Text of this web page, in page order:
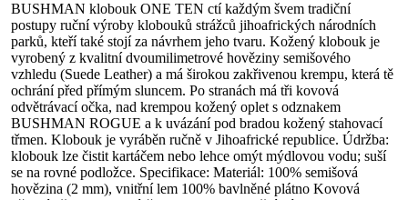
BUSHMAN klobouk ONE TEN ctí každým švem tradiční
postupy ruční výroby klobouků strážců jihoafrických národních
parků, kteří také stojí za návrhem jeho tvaru. Kožený klobouk je
vyrobený z kvalitní dvoumilimetrové hověziny semišového
vzhledu (Suede Leather) a má širokou zakřivenou krempu, která tě
ochrání před přímým sluncem. Po stranách má tři kovová
odvětrávací očka, nad krempou kožený oplet s odznakem
BUSHMAN ROGUE a k uvázání pod bradou kožený stahovací
třmen. Klobouk je vyráběn ručně v Jihoafrické republice. Údržba:
klobouk lze čistit kartáčem nebo lehce omýt mýdlovou vodu; suší
se na rovné podložce. Specifikace: Materiál: 100% semišová
hovězina (2 mm), vnitřní lem 100% bavlněné plátno Kovová